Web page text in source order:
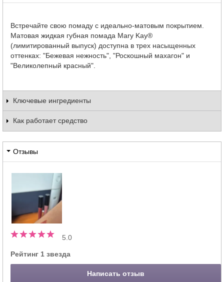
Встречайте свою помаду с идеально-матовым покрытием.
Матовая жидкая губная помада Mary Kay®
(лимитированный выпуск) доступна в трех насыщенных
оттенках: "Бежевая нежность", "Роскошный махагон" и
"Великолепный красный".
Ключевые ингредиенты
Как работает средство
Отзывы
5.0
Рейтинг 1 звезда
Написать отзыв